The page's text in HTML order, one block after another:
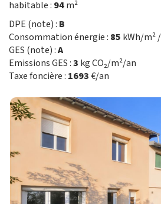
habitable : 94m²
DPE (note) : B
Consommation énergie : 85 kWh/m²
GES (note) :A
Emissions GES :3 kg CO₂/m²/an
Taxe foncière : 1693€/an